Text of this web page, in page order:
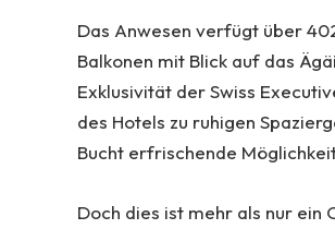
Das Anwesen verfügt über
Balkonen mit Blick auf das
Exklusivität der Swiss
des Hotels zu ruhigen
Bucht erfrischende
Doch dies ist mehr als nur ein